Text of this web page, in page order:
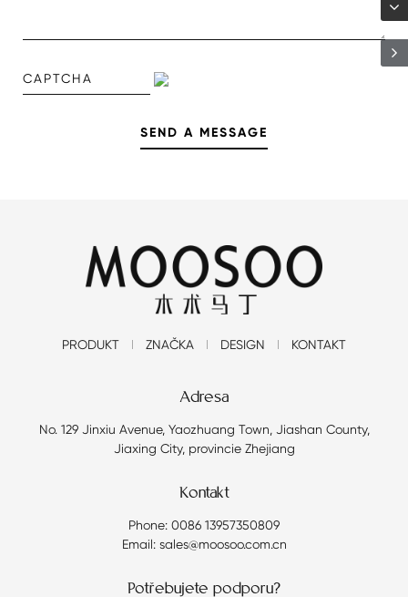
PRODUKT ZNAČKA DESIGN KONTAKT
Adresa
No. 129 Jinxiu Avenue, Yaozhuang Town, Jiashan County,
Jiaxing City, provincie Zhejiang
Kontakt
Phone: 0086 13957350809
Email: sales@moosoo.com.cn
Potřebujete podporu?